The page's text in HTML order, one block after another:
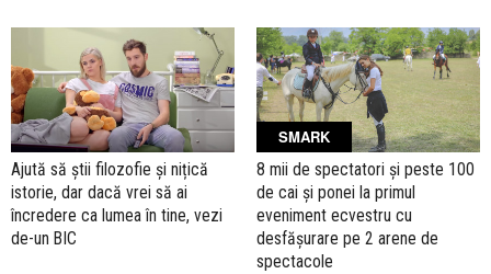
Ajută să știi filozofie și nițică
istorie, dar dacă vrei să ai
încredere ca lumea în tine, vezi
de-un BIC
SMARK
8 mii de spectatori și peste 100
de cai și ponei la primul
eveniment ecvestru cu
desfășurare pe 2 arene de
spectacole